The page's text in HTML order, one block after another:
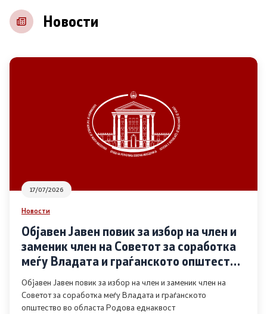
Контакт
Основање на здружение
Дијалог меѓу Владата и граѓанскиот сектор
Отворени денови за иницијативи на граѓанските
организации
Финансиска поддршка
Новости
17/07/2026
Новости
Објавен Јавен повик за избор на член и
заменик член на Советот за соработка
меѓу Владата и граѓанското општество
во областа Родова еднаквост
Објавен Јавен повик за избор на член и заменик член на
Советот за соработка меѓу Владата и граѓанското
општество во областа Родова еднаквост